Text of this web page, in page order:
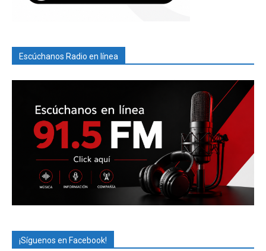
Escúchanos Radio en línea
¡Síguenos en Facebook!